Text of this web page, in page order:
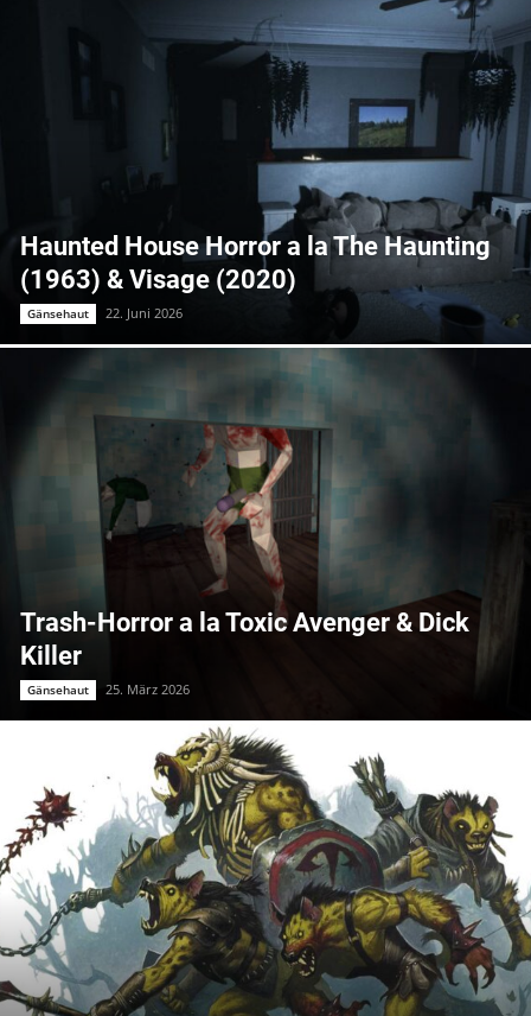
Haunted House Horror a la The Haunting
(1963) & Visage (2020)
Gänsehaut 22. Juni 2026
Trash-Horror a la Toxic Avenger & Dick
Killer
Gänsehaut 25. März 2026